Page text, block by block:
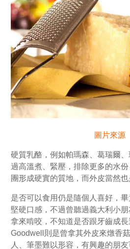
圖片來源
硬質乳酪，例如帕瑪森、葛瑞爾
過高溫煮、緊壓，排除更多的水
團形成硬實的質地，而外皮當然也
是否可以食用仍是隨個人喜好，
堅硬口感，不過曾聽過義大利小
拿來啃咬，不知道是否跟牙齒成
Goodwell則是曾拿其外皮來燉香
人、筆墨難以形容，有興趣的朋友